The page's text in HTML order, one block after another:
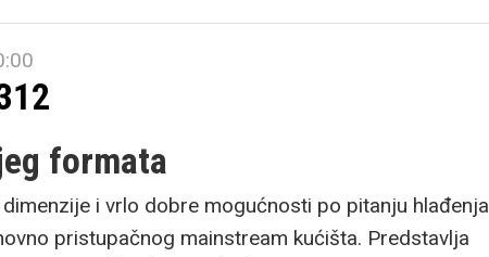
formata
i vrlo dobre mogućnosti po pitanju hlađenja
pristupačnog mainstream kućišta. Predstavlja